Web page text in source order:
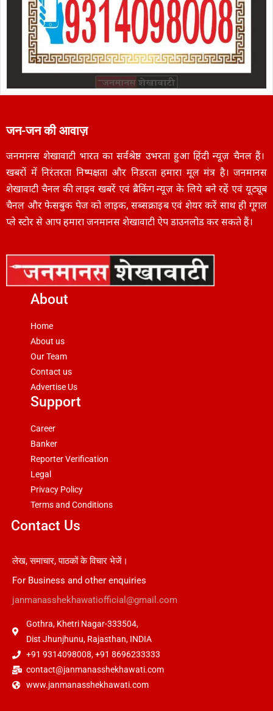
जन-जन की आवाज़
जनमानस शेखावाटी भारत का सर्वश्रेष्ठ उभरता हुआ हिंदी न्यूज़ चैनल हैं।
खबरों में निरंतरता निष्पक्षता और निडरता हमारा मूल मंत्र है। जनमानस
शेखावाटी चैनल की लाइव खबरें एवं ब्रैकिंग न्यूज़ के लिये बने रहें एवं यूट्यूब
चैनल और फेसबुक पेज को लाइक, सब्सक्राइब एवं शेयर करें साथ ही गूगल
प्ले स्टोर से आप हमारा जनमानस शेखावाटी ऐप डाउनलोड कर सकते हैं।
About
Home
About us
Our Team
Contact us
Advertise Us
Support
Career
Banker
Reporter Verification
Legal
Privacy Policy
Terms and Conditions
Contact Us
लेख, समाचार, पाठकों के विचार भेजें।
For Business and other enquiries
janmanasshekhawatiofficial@gmail.com
Gothra, Khetri Nagar-333504,
Dist Jhunjhunu, Rajasthan, INDIA
+91 9314098008, +91 8696233333
contact@janmanasshekhawati.com
www.janmanasshekhawati.com